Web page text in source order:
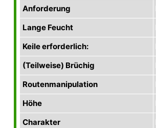
Anforderung
Lange Feucht
Keile erforderlich:
(Teilweise) Brüchig
Routenmanipulation
Höhe
Charakter